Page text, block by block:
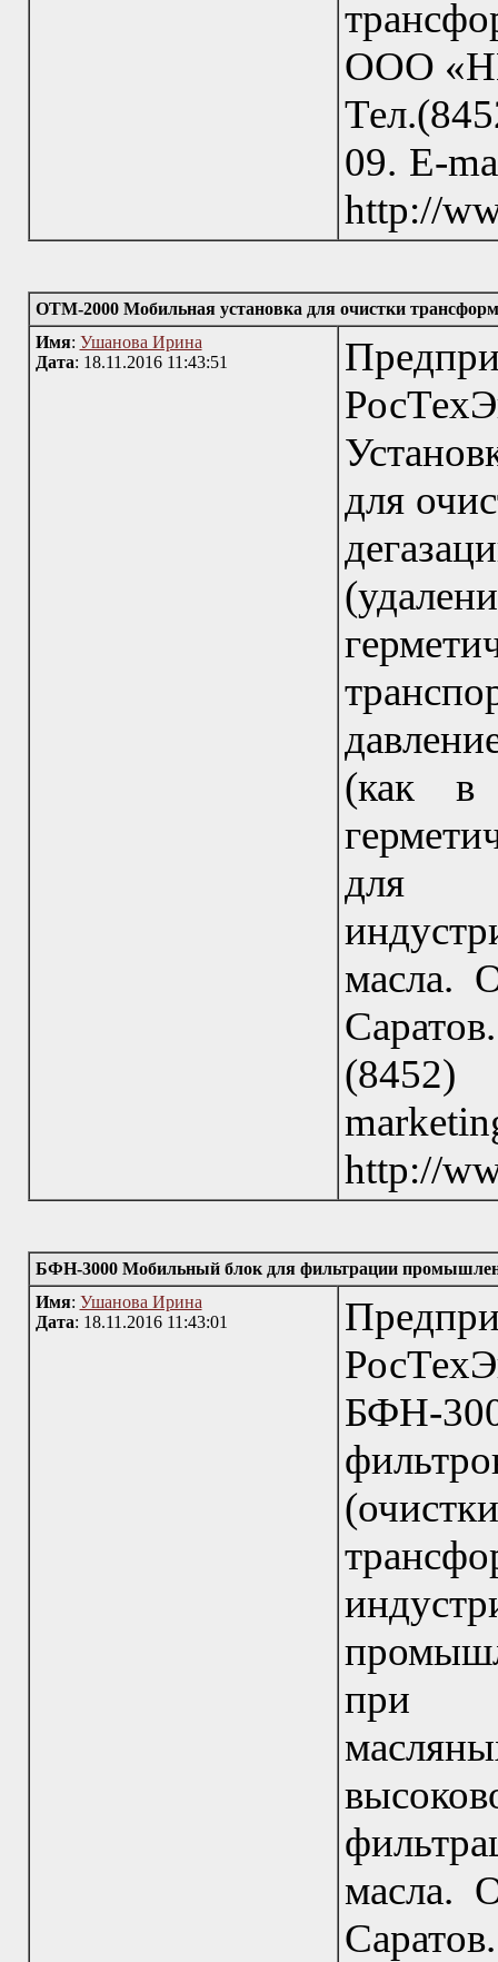
ООО
09. E-
http://
ОТМ-2000 Мобильная установка для очистки
Имя: Ушанова Ирина
Дата: 18.11.2016 11:43:51
для
(как в
для
масла.
http://
БФН-3000 Мобильный блок для фильтрации
Имя: Ушанова Ирина
Дата: 18.11.2016 11:43:01
БФН-
при
масла.